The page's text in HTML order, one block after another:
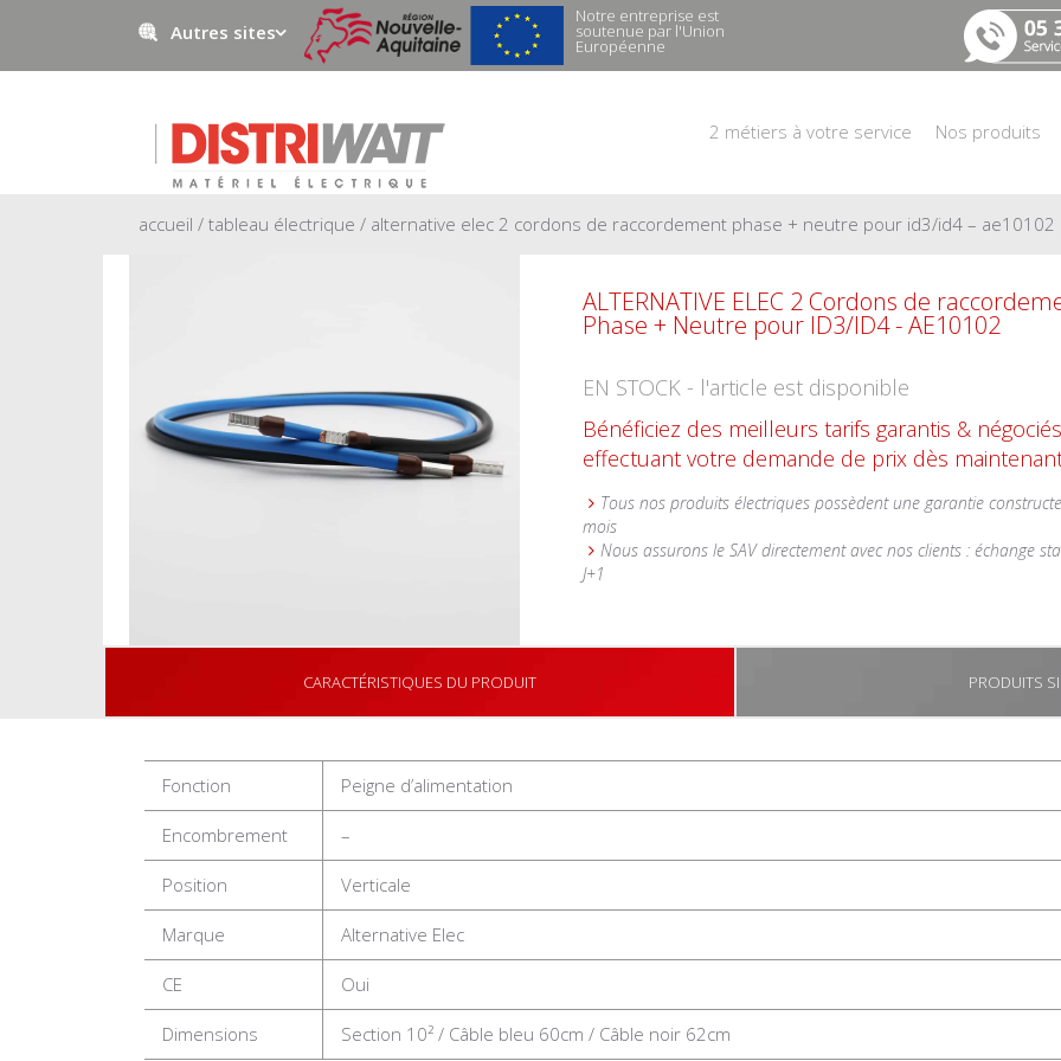
2 métiers à votre service Nos produits
Autres sites
Negowatt
Prestawatt
Notre entreprise est
soutenue par l'Union
Européenne
accueil / tableau électrique / alternative elec 2 cordons de raccordement phase + neutre pour id3/id4 – ae10102
ALTERNATIVE ELEC 2 Cordons de
Phase + Neutre pour ID3/ID4 - AE10102
EN STOCK - l'article est disponible
Bénéficiez des meilleurs tarifs garantis &
effectuant votre demande de prix dès
Tous nos produits électriques possèdent une garantie
mois
Nous assurons le SAV directement avec nos clients : échange
J+1
CARACTÉRISTIQUES DU PRODUIT PRODUITS
Fonction Peigne d’alimentation
Encombrement –
Position Verticale
Marque Alternative Elec
CE Oui
Dimensions Section 10² / Câble bleu 60cm / Câble noir 62cm